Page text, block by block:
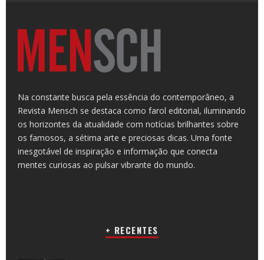
Na constante busca pela essência do contemporâneo, a
Revista Mensch se destaca como farol editorial, iluminando
os horizontes da atualidade com notícias brilhantes sobre
os famosos, a sétima arte e preciosas dicas. Uma fonte
inesgotável de inspiração e informação que conecta
mentes curiosas ao pulsar vibrante do mundo.
+ RECENTES